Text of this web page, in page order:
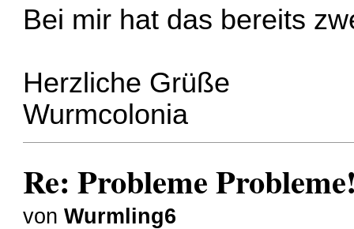
Bei mir hat das bereits
Herzliche Grüße
Wurmcolonia
Re: Probleme
vonWurmling6